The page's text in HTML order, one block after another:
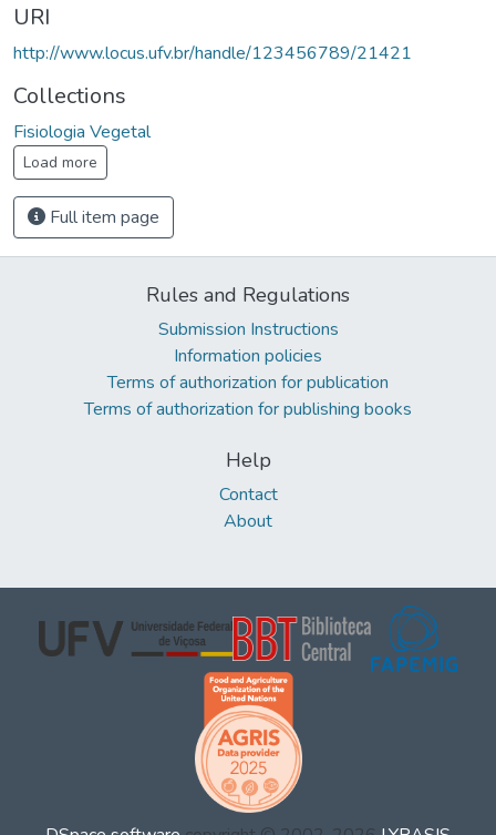
URI
http://www.locus.ufv.br/handle/123456789/21421
Collections
Fisiologia Vegetal
Load more
Full item page
Rules and Regulations
Submission Instructions
Information policies
Terms of authorization for publication
Terms of authorization for publishing books
Help
Contact
About